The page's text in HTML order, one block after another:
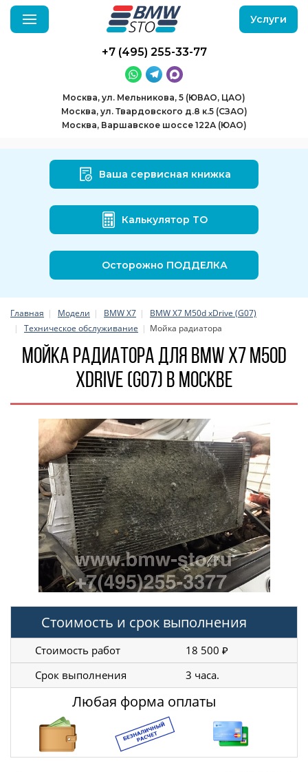
+7 (495) 255-33-77
Москва, ул. Мельникова, 5 (ЮВАО, ЦАО)
Москва, ул. Твардовского д.8 к.5 (СЗАО)
Москва, Варшавское шоссе 122А (ЮАО)
Услуги
Ваша сервисная книжка
Калькулятор ТО
Осторожно ПОДДЕЛКА
Главная Модели BMW X7
BMW X7 M50d xDrive (G07)
Техническое обслуживание
Мойка радиатора
Мойка радиатора для BMW X7 M50d
xDrive (G07) в Москве
Стоимость и срок выполнения
Стоимость работ
18 500 ₽
Срок выполнения
3 часа.
Любая форма оплаты